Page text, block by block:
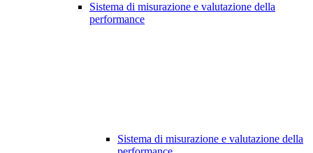
Sistema di misurazione e valutazione della
performance
Sistema di misurazione e valutazione della